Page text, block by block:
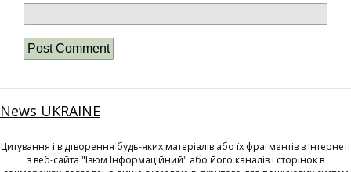
News UKRAINE
Цитування і відтворення будь-яких матеріалів або їх фрагментів в Інтернеті
з веб-сайта "Ізюм Інформаційний" або його каналів і сторінок в